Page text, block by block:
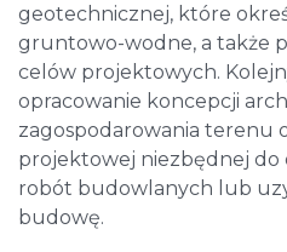
geotechnicznej, które
gruntowo-wodne, a także
celów projektowych.
opracowanie koncepcji
zagospodarowania terenu
projektowej niezbędnej do
robót budowlanych lub
budowę.